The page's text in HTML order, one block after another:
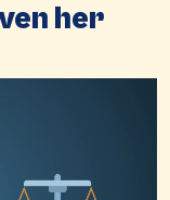
her